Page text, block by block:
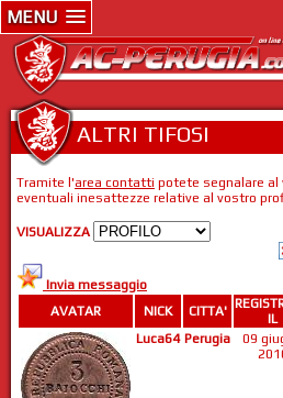
MENU
ALTRI TIFOSI
Tramite l'area contatti potete segnalare
eventuali inesattezze relative al vostro
VISUALIZZA
Invia messaggio
AVATAR
NICK CITTA'
IL
Luca64 Perugia
09